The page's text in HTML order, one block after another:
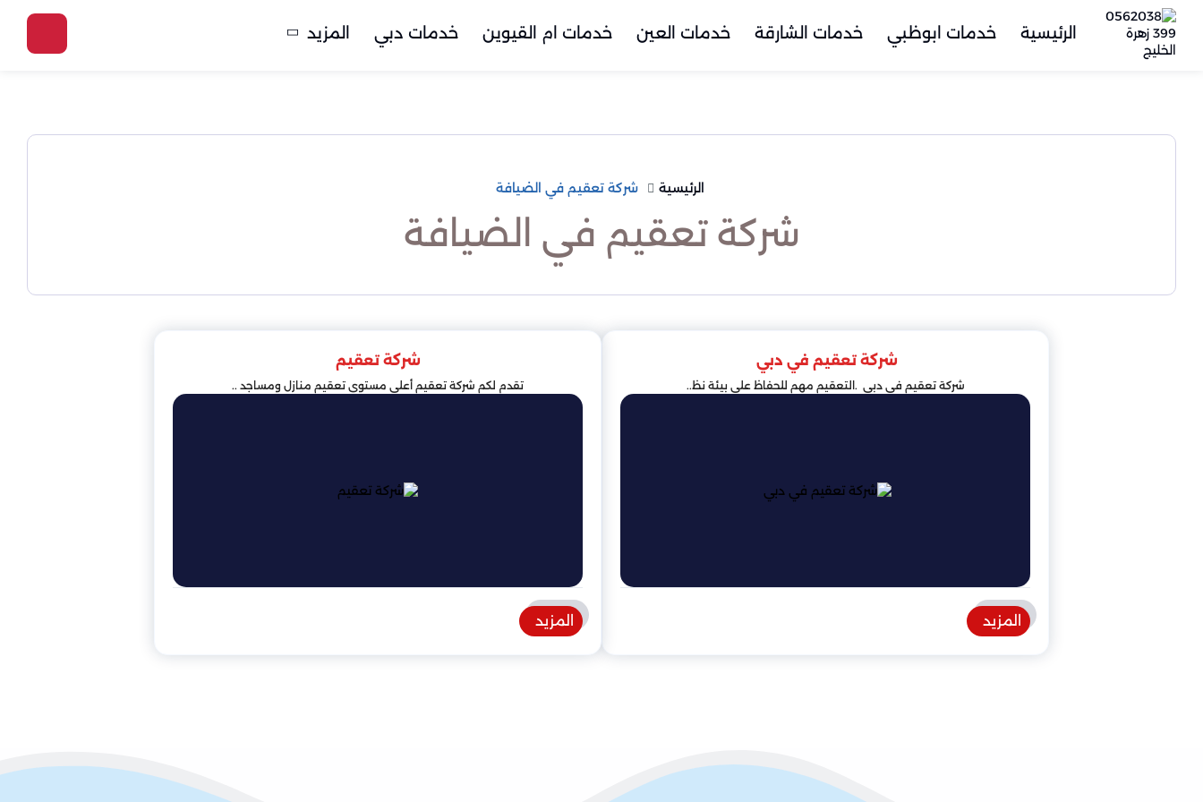
الرئيسية خدمات ابوظبي خدمات الشارقة خدمات العين خدمات ام القيوين خدمات دبي المزيد
الرئيسية شركة تعقيم في الضيافة
شركة تعقيم في الضيافة
شركة تعقيم في دبي
شركة تعقيم في دبي .التعقيم مهم للحفاظ على بيئة نظ..
المزيد
شركة تعقيم
تقدم لكم شركة تعقيم أعلى مستوى تعقيم منازل ومساجد ..
المزيد